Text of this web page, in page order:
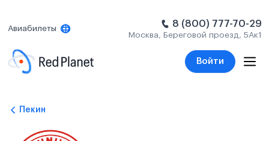
Авиабилеты 8 (800) 777-70-29
Москва, Береговой проезд, 5Ак1
Войти
Пекин